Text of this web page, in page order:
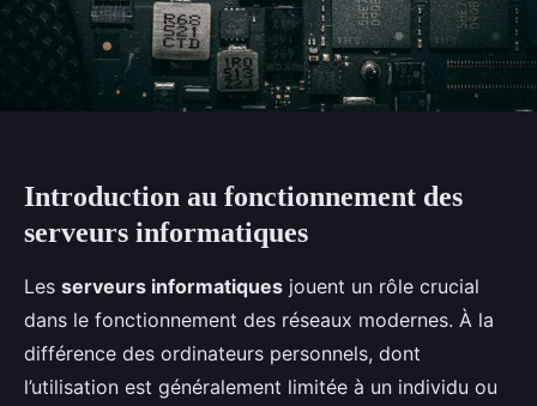
Introduction au fonctionnement des
serveurs informatiques
Les serveurs informatiques jouent un rôle crucial
dans le fonctionnement des réseaux modernes. À la
différence des ordinateurs personnels, dont
l’utilisation est généralement limitée à un individu ou